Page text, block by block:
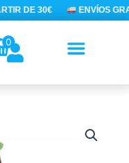
DE 30€ ENVÍOS
0